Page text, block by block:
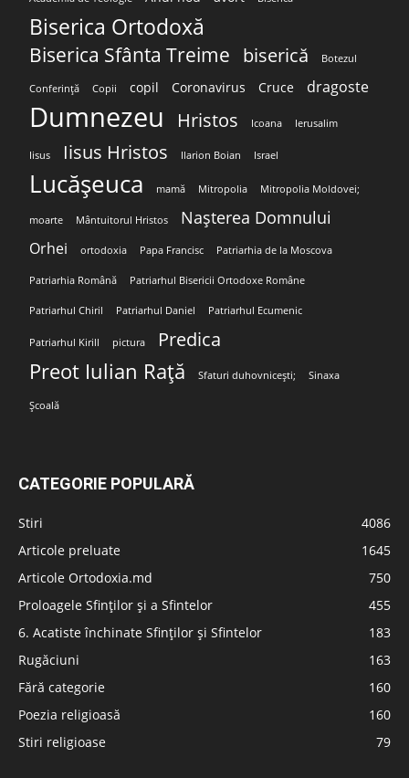
Biserica Ortodoxă
Biserica Sfânta Treime biserică Botezul
Conferință Copii copil Coronavirus Cruce dragoste
Dumnezeu Hristos Icoana Ierusalim
Iisus Iisus Hristos Ilarion Boian Israel
Lucășeuca mamă Mitropolia Mitropolia Moldovei;
moarte Mântuitorul Hristos Nașterea Domnului
Orhei ortodoxia Papa Francisc Patriarhia de la Moscova
Patriarhia Română Patriarhul Bisericii Ortodoxe Române
Patriarhul Chiril Patriarhul Daniel Patriarhul Ecumenic
Patriarhul Kirill pictura Predica
Preot Iulian Rață Sfaturi duhovnicești; Sinaxa
Școală
CATEGORIE POPULARĂ
Stiri
4086
Articole preluate
1645
Articole Ortodoxia.md
750
Proloagele Sfinților și a Sfintelor
455
6. Acatiste închinate Sfinților și Sfintelor
183
Rugăciuni
163
Fără categorie
160
Poezia religioasă
160
Stiri religioase
79